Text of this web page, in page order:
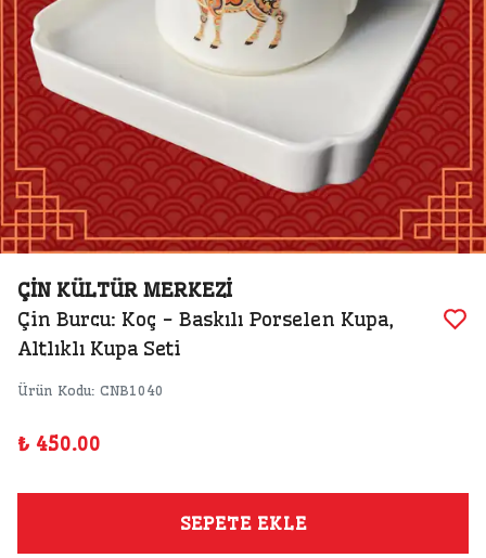
ÇİN KÜLTÜR MERKEZİ
Çin Burcu: Koç - Baskılı Porselen Kupa,
Altlıklı Kupa Seti
Ürün Kodu: CNB1040
₺ 450.00
SEPETE EKLE